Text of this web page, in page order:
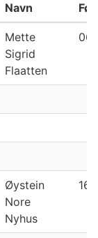
Navn
Mette
Sigrid
Flaatten
Øystein
Nore
Nyhus